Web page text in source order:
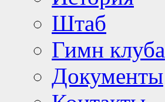
Штаб
Гимн клуба
Документы